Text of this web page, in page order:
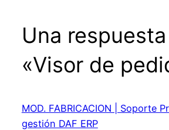
Una
«Visor de
MOD. FABRICACION | Soporte
gestión DAF ERP